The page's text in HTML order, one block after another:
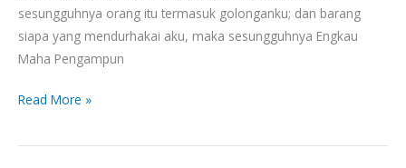
sesungguhnya orang itu termasuk golonganku; dan barang
siapa yang mendurhakai aku, maka sesungguhnya Engkau
Maha Pengampun
Read More »